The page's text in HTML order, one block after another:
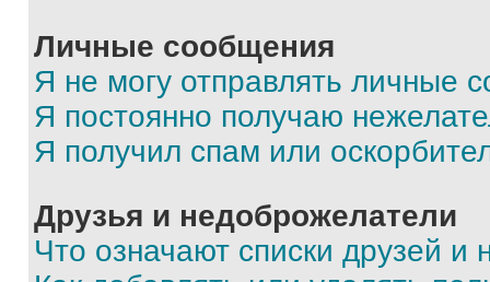
Личные сообщения
Я не могу отправлять личные
Я постоянно получаю
Я получил спам или
Друзья и недоброжелатели
Что означают списки друзей и